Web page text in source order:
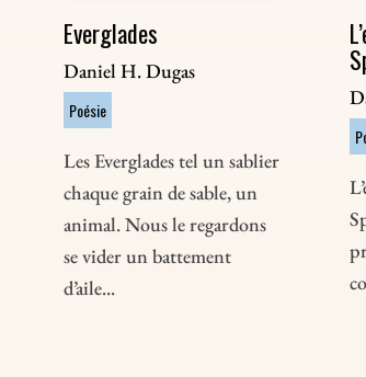
Everglades
Daniel H. Dugas
Poésie
Les Everglades tel un sablier
chaque grain de sable, un
animal. Nous le regardons
se vider un battement
d’aile...